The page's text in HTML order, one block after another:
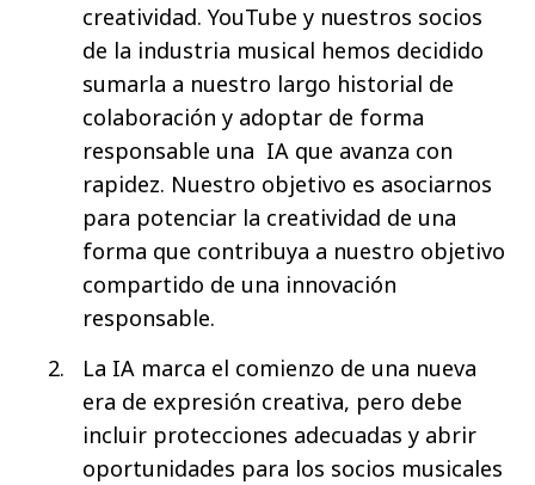
creatividad. YouTube y nuestros socios
de la industria musical hemos decidido
sumarla a nuestro largo historial de
colaboración y adoptar de forma
responsable una IA que avanza con
rapidez. Nuestro objetivo es asociarnos
para potenciar la creatividad de una
forma que contribuya a nuestro objetivo
compartido de una innovación
responsable.
La IA marca el comienzo de una nueva
era de expresión creativa, pero debe
incluir protecciones adecuadas y abrir
oportunidades para los socios musicales